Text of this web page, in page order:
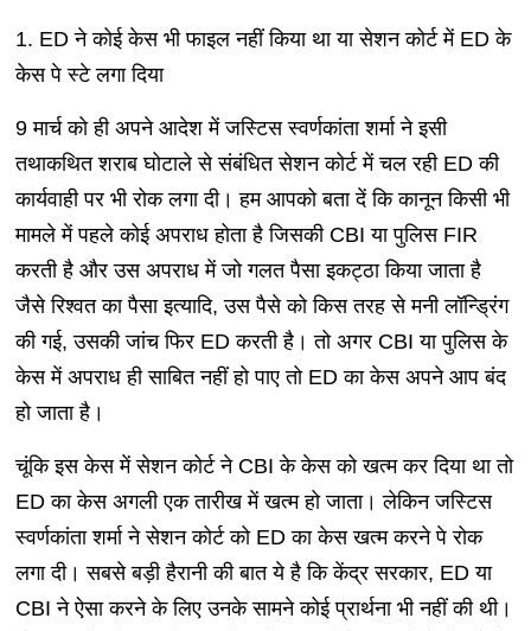
1. ED ने कोई केस भी फाइल नहीं किया था या सेशन कोर्ट में ED के
केस पे स्टे लगा दिया
9 मार्च को ही अपने आदेश में जस्टिस स्वर्णकांता शर्मा ने इसी
तथाकथित शराब घोटाले से संबंधित सेशन कोर्ट में चल रही ED की
कार्यवाही पर भी रोक लगा दी। हम आपको बता दें कि कानून किसी भी
मामले में पहले कोई अपराध होता है जिसकी CBI या पुलिस FIR
करती है और उस अपराध में जो गलत पैसा इकट्ठा किया जाता है
जैसे रिश्वत का पैसा इत्यादि, उस पैसे को किस तरह से मनी लॉन्ड्रिंग
की गई, उसकी जांच फिर ED करती है। तो अगर CBI या पुलिस के
केस में अपराध ही साबित नहीं हो पाए तो ED का केस अपने आप बंद
हो जाता है।
चूंकि इस केस में सेशन कोर्ट ने CBI के केस को खत्म कर दिया था तो
ED का केस अगली एक तारीख में खत्म हो जाता। लेकिन जस्टिस
स्वर्णकांता शर्मा ने सेशन कोर्ट को ED का केस खत्म करने पे रोक
लगा दी। सबसे बड़ी हैरानी की बात ये है कि केंद्र सरकार, ED या
CBI ने ऐसा करने के लिए उनके सामने कोई प्रार्थना भी नहीं की थी।